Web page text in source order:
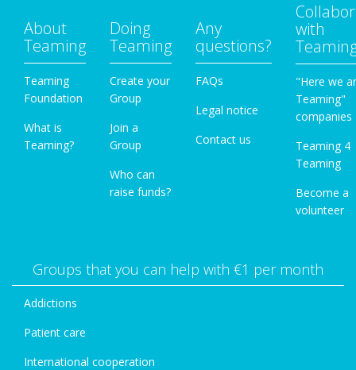
About
Teaming
Teaming
Foundation
What is
Teaming?
Doing
Teaming
Create your
Group
Join a
Group
Who can
raise funds?
Any
questions?
FAQs
Legal notice
Contact us
with
"Here we
Teaming"
companies
Teaming 4
Teaming
Become a
volunteer
Groups that you can help with €1 per month
Addictions
Patient care
International cooperation